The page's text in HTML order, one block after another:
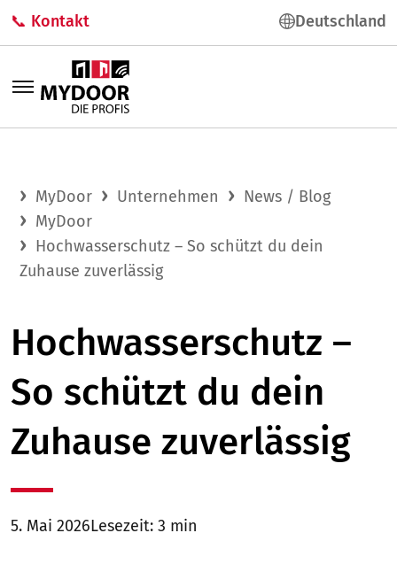
📞 Kontakt Deutschland
MyDoor Unternehmen
News / Blog
MyDoor
Hochwasserschutz – So schützt du dein
Zuhause zuverlässig
Hochwasserschutz –
So schützt du dein
Zuhause zuverlässig
5. Mai 2026Lesezeit: 3 min